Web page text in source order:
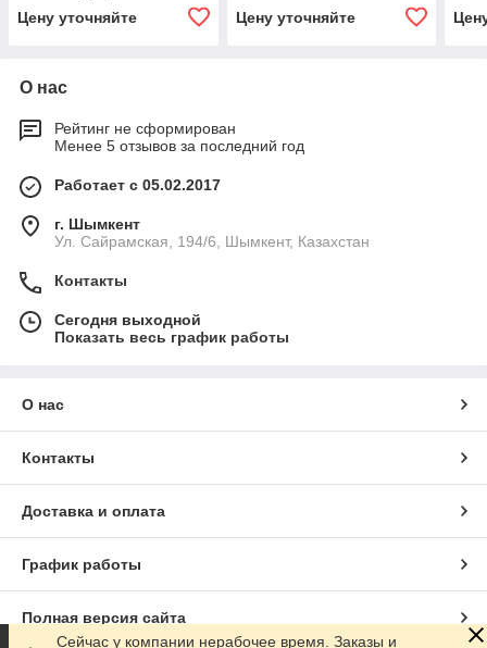
Цену уточняйте
Цену уточняйте
О нас
Рейтинг не сформирован
Менее 5 отзывов за последний год
Работает с 05.02.2017
г. Шымкент
Ул. Сайрамская, 194/6, Шымкент, Казахстан
Контакты
Сегодня выходной
Показать весь график работы
О нас
Контакты
Доставка и оплата
График работы
Полная версия сайта
Сейчас у компании нерабочее время. Заказы и